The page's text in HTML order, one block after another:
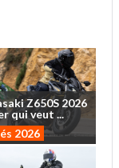
Z650S 2026
quiveut ...
2026